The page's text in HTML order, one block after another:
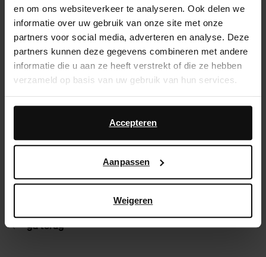
en om ons websiteverkeer te analyseren. Ook delen we
informatie over uw gebruik van onze site met onze
partners voor social media, adverteren en analyse. Deze
partners kunnen deze gegevens combineren met andere
informatie die u aan ze heeft verstrekt of die ze hebben
verzameld op basis van uw gebruik van hun services.
Daarnaast werken wij samen met Google voor
advertentie- en meetdoeleinden. Meer informatie over
hoe Google uw persoonsgegevens gebruikt, vindt u op
Accepteren
Aanpassen
Weigeren
Product omschrijving
Let op: enkele maten zijn een pre-order. De verwachte
levertijd hiervan is eind april. Perfect basics: zwarte
leren ballerina's van Sacha. De ballerina's hebben een
cm. De flats zijn volledig gemaakt van leer dus
bescherm ze met de Collonil clean & care 200ml.
Product details
Bezorgen & retour
ga terug